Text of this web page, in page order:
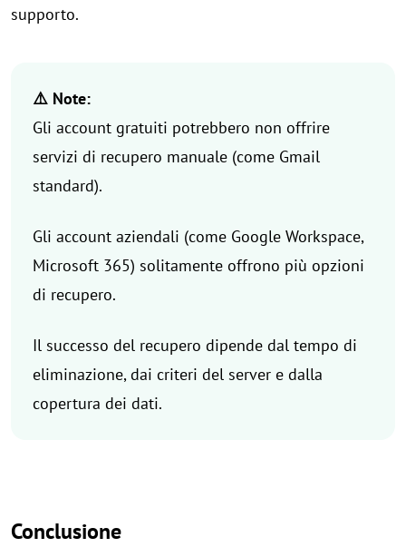
supporto.
⚠️ Note:
Gli account gratuiti potrebbero non offrire
servizi di recupero manuale (come Gmail
standard).
Gli account aziendali (come Google Workspace,
Microsoft 365) solitamente offrono più opzioni
di recupero.
Il successo del recupero dipende dal tempo di
eliminazione, dai criteri del server e dalla
copertura dei dati.
Conclusione